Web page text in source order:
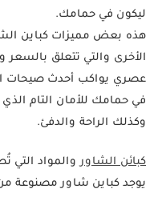
ليكون في حمامك.
هذه بعض مميزات كباين
الأخرى والتي تتعلق بالسعر
عصري يواكب أحدث صيحات
في حمامك للأمان التام
وكذلك الراحة والدفئ.
كبائن الشاوروالمواد التي
يوجد كباين شاور مصنوعة